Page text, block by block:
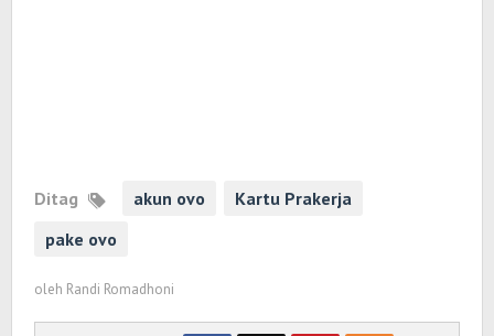
Ditag akun ovo
Kartu Prakerja
pake ovo
oleh Randi Romadhoni